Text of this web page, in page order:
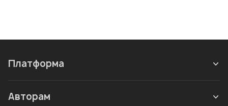
Платформа
Авторам